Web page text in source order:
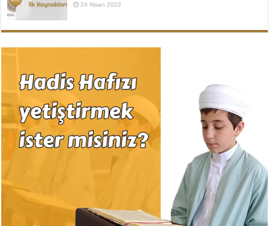
24 Nisan 2022